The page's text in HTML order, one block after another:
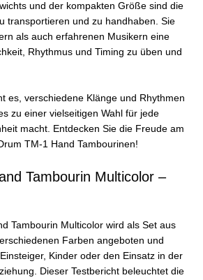
und der kompakten Größe sind die
transportieren und zu handhaben. Sie
als auch erfahrenen Musikern eine
Rhythmus und Timing zu üben und
es, verschiedene Klänge und Rhythmen
zu einer vielseitigen Wahl für jede
macht. Entdecken Sie die Freude am
TM-1 Hand Tambourinen!
Tambourin Multicolor –
Tambourin Multicolor wird als Set aus
Farben angeboten und
Kinder oder den Einsatz in der
Dieser Testbericht beleuchtet die